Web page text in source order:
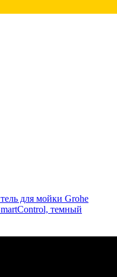
для мойки Grohe
темный